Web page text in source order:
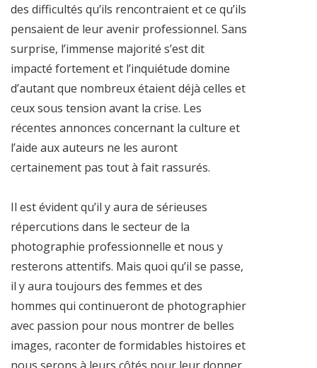
des difficultés qu’ils rencontraient et ce qu’ils
pensaient de leur avenir professionnel. Sans
surprise, l’immense majorité s’est dit
impacté fortement et l’inquiétude domine
d’autant que nombreux étaient déjà celles et
ceux sous tension avant la crise. Les
récentes annonces concernant la culture et
l’aide aux auteurs ne les auront
certainement pas tout à fait rassurés.
Il est évident qu’il y aura de sérieuses
répercutions dans le secteur de la
photographie professionnelle et nous y
resterons attentifs. Mais quoi qu’il se passe,
il y aura toujours des femmes et des
hommes qui continueront de photographier
avec passion pour nous montrer de belles
images, raconter de formidables histoires et
nous serons à leurs côtés pour leur donner